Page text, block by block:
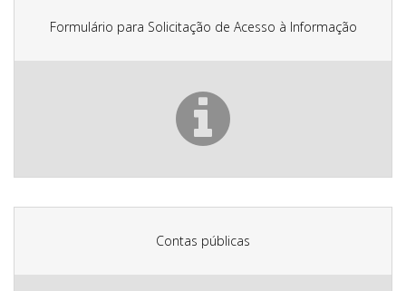
Formulário para Solicitação de Acesso à Informação
Contas públicas